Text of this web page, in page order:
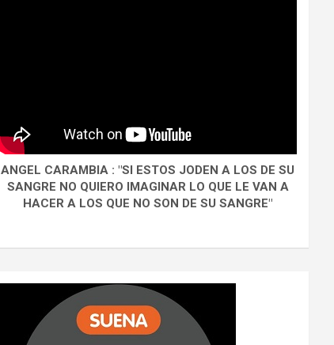
ANGEL CARAMBIA : "SI ESTOS JODEN A LOS DE SU
SANGRE NO QUIERO IMAGINAR LO QUE LE VAN A
HACER A LOS QUE NO SON DE SU SANGRE"